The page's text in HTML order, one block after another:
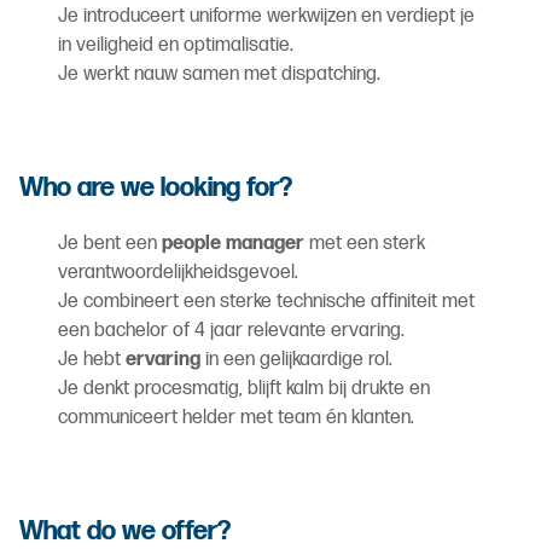
Je introduceert uniforme werkwijzen en verdiept je
in veiligheid en optimalisatie.
Je werkt nauw samen met dispatching.
Who are we looking for?
Je bent een people manager met een sterk
verantwoordelijkheidsgevoel.
Je combineert een sterke technische affiniteit met
een bachelor of 4 jaar relevante ervaring.
Je hebt ervaring in een gelijkaardige rol.
Je denkt procesmatig, blijft kalm bij drukte en
communiceert helder met team én klanten.
What do we offer?